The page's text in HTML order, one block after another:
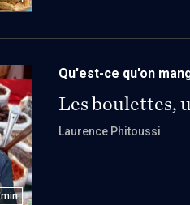
min
Qu'est-ce qu'on
Les boulettes,
Laurence Phitoussi